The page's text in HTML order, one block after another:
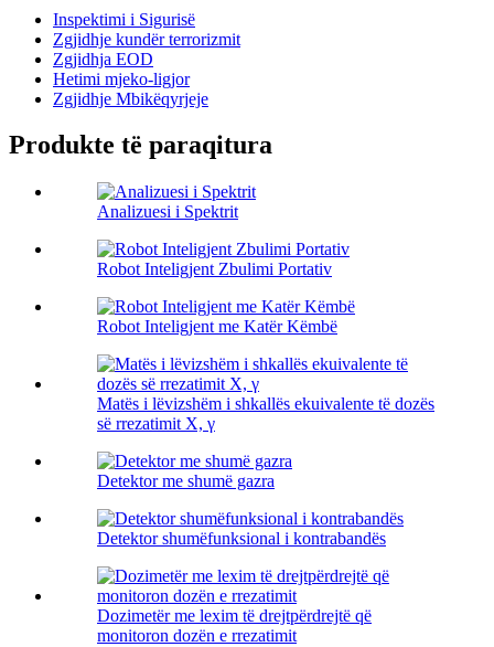
Inspektimi i Sigurisë
Zgjidhje kundër terrorizmit
Zgjidhja EOD
Hetimi mjeko-ligjor
Zgjidhje Mbikëqyrjeje
Produkte të paraqitura
Analizuesi i Spektrit
Robot Inteligjent Zbulimi Portativ
Robot Inteligjent me Katër Këmbë
Matës i lëvizshëm i shkallës ekuivalente të dozës
së rrezatimit X, γ
Detektor me shumë gazra
Detektor shumëfunksional i kontrabandës
Dozimetër me lexim të drejtpërdrejtë që
monitoron dozën e rrezatimit